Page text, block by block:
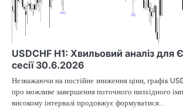
USDCHF H1: Хвильовий аналіз для
сесії 30.6.2026
Незважаючи на постійне зниження ціни, графік
про можливе завершення поточного низхідного
високому інтервалі продовжує формуватися…